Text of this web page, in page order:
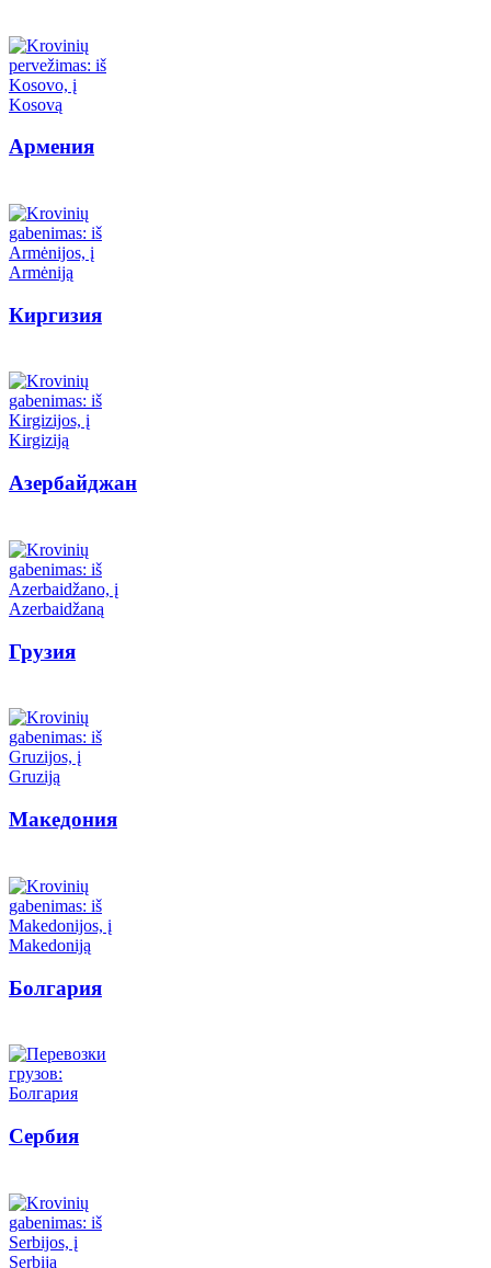
Армения
Киргизия
Азербайджан
Грузия
Македония
Болгария
Сербия